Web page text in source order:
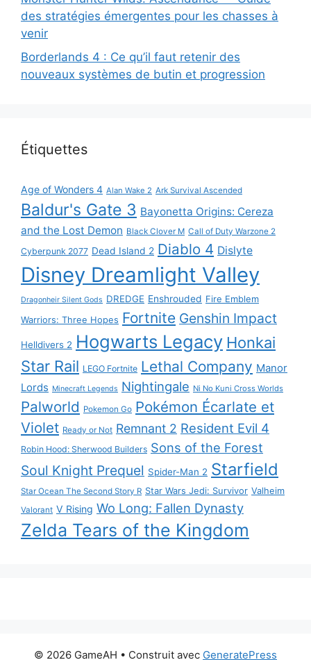
des stratégies émergentes pour les chasses à
venir
Borderlands 4 : Ce qu’il faut retenir des
nouveaux systèmes de butin et progression
Étiquettes
Age of Wonders 4 Alan Wake 2 Ark Survival Ascended
Baldur's Gate 3 Bayonetta Origins: Cereza
and the Lost Demon Black Clover M Call of Duty Warzone 2
Cyberpunk 2077 Dead Island 2 Diablo 4 Dislyte
Disney Dreamlight Valley
Dragonheir Silent Gods DREDGE Enshrouded Fire Emblem
Warriors: Three Hopes Fortnite Genshin Impact
Helldivers 2 Hogwarts Legacy Honkai
Star Rail LEGO Fortnite Lethal Company Manor
Lords Minecraft Legends Nightingale Ni No Kuni Cross Worlds
Palworld Pokemon Go Pokémon Écarlate et
Violet Ready or Not Remnant 2 Resident Evil 4
Robin Hood: Sherwood Builders Sons of the Forest
Soul Knight Prequel Spider-Man 2 Starfield
Star Ocean The Second Story R Star Wars Jedi: Survivor Valheim
Valorant V Rising Wo Long: Fallen Dynasty
Zelda Tears of the Kingdom
© 2026 GameAH • Construit avec GeneratePress